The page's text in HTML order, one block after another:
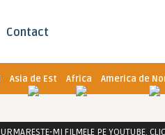
Contact
Asia de Est Africa America de
URMARESTE-MI FILMELE PE YOUTUBE.